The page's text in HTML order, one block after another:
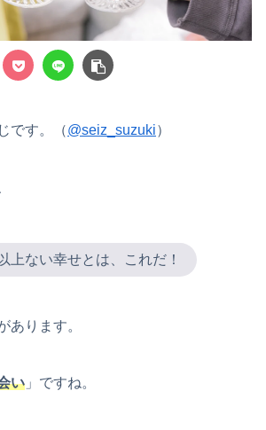
です。（@seiz_suzuki）
上ない幸せとは、これだ！
あります。
い 」ですね。